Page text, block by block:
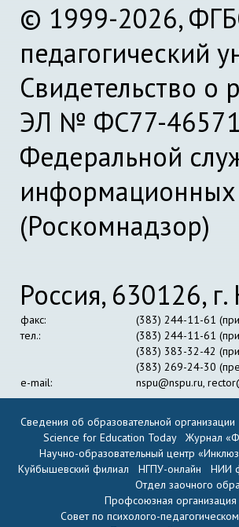
© 1999-2026,
педагогический
Свидетельство о
ЭЛ № ФС77-46571
Федеральной
информационных
(Роскомнадзор)
Россия, 630126,
факс:
(383) 244-11-61
тел.:
(383) 244-11-61
(383) 383-32-42
(383) 269-24-30
e-mail:
nspu@nspu.ru,
Сведения об образовательной организации
Science for Education Today
Журнал
Научно-образовательный центр
Куйбышевский филиал
НГПУ-онлайн
НИИ
Отдел заочного
Профсоюзная
Совет по психолого-